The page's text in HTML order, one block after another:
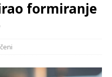
Schmidt deblokirao
formiranje